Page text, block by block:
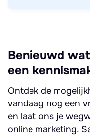
Benieuwd
een
Ontdek de
vandaag nog een
en laat ons je
online marketing.